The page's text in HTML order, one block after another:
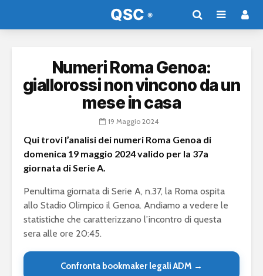
Numeri Roma Genoa:
giallorossi non vincono da un
mese in casa
19 Maggio 2024
Qui trovi l’analisi dei numeri Roma Genoa di
domenica 19 maggio 2024 valido per la 37a
giornata di Serie A.
Penultima giornata di Serie A, n.37, la Roma ospita
allo Stadio Olimpico il Genoa. Andiamo a vedere le
statistiche che caratterizzano l’incontro di questa
sera alle ore 20:45.
Confronta bookmaker legali ADM →